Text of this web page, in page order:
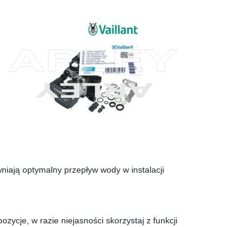
optymalny przepływ wody w instalacji
w razie niejasności skorzystaj z funkcji